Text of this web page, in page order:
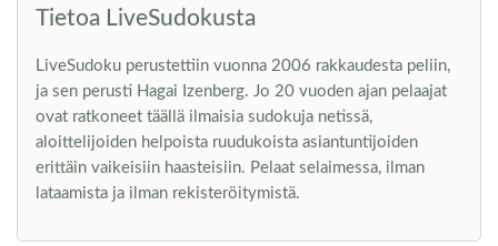
Tietoa LiveSudokusta
LiveSudoku perustettiin vuonna 2006 rakkaudesta peliin,
ja sen perusti Hagai Izenberg. Jo 20 vuoden ajan pelaajat
ovat ratkoneet täällä ilmaisia sudokuja netissä,
aloittelijoiden helpoista ruudukoista asiantuntijoiden
erittäin vaikeisiin haasteisiin. Pelaat selaimessa, ilman
lataamista ja ilman rekisteröitymistä.